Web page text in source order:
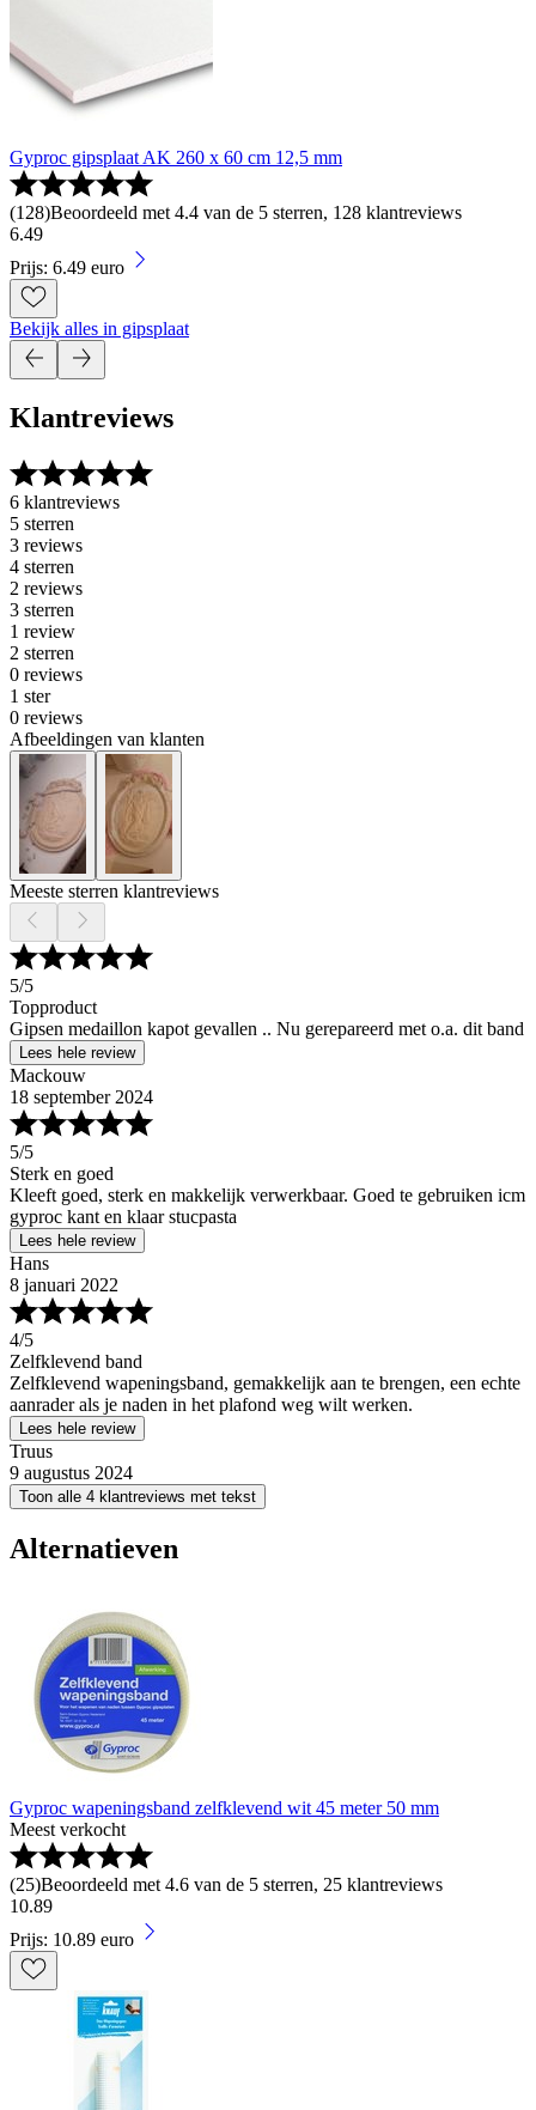
Gyproc gipsplaat AK 260 x 60 cm 12,5 mm
(128)Beoordeeld met 4.4 van de 5 sterren, 128 klantreviews
6.49
Prijs: 6.49 euro
Bekijk alles in gipsplaat
Klantreviews
6 klantreviews
5 sterren
3 reviews
4 sterren
2 reviews
3 sterren
1 review
2 sterren
0 reviews
1 ster
0 reviews
Afbeeldingen van klanten
Meeste sterren klantreviews
5/5
Topproduct
Gipsen medaillon kapot gevallen .. Nu gerepareerd met o.a. dit band
Lees hele review
Mackouw
18 september 2024
5/5
Sterk en goed
Kleeft goed, sterk en makkelijk verwerkbaar. Goed te gebruiken icm
gyproc kant en klaar stucpasta
Lees hele review
Hans
8 januari 2022
4/5
Zelfklevend band
Zelfklevend wapeningsband, gemakkelijk aan te brengen, een echte
aanrader als je naden in het plafond weg wilt werken.
Lees hele review
Truus
9 augustus 2024
Toon alle 4 klantreviews met tekst
Alternatieven
Gyproc wapeningsband zelfklevend wit 45 meter 50 mm
Meest verkocht
(25)Beoordeeld met 4.6 van de 5 sterren, 25 klantreviews
10.89
Prijs: 10.89 euro